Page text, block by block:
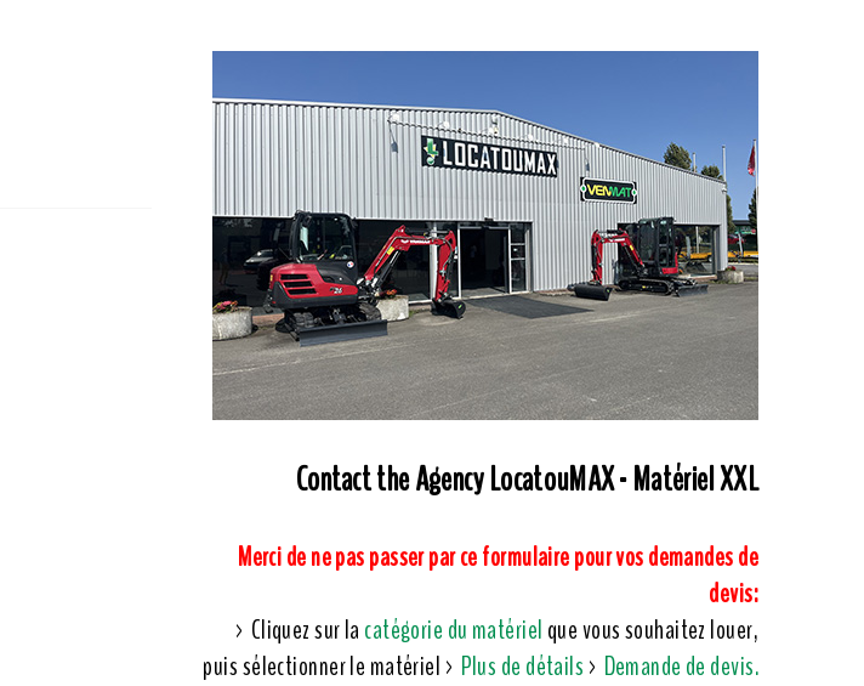
Contact the Agency LocatouMAX - Matériel XXL
Merci de ne pas passer par ce formulaire pour vos demandes de
devis:
> Cliquez sur la catégorie du matériel que vous souhaitez louer,
puis sélectionner le matériel > Plus de détails > Demande de devis.